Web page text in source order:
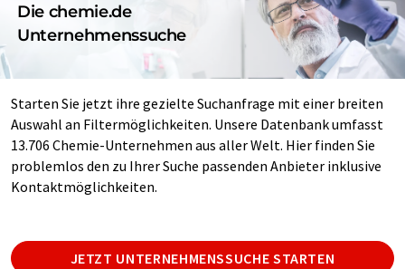
Die chemie.de
Unternehmenssuche
Starten Sie jetzt ihre gezielte Suchanfrage mit einer breiten
Auswahl an Filtermöglichkeiten. Unsere Datenbank umfasst
13.706 Chemie-Unternehmen aus aller Welt. Hier finden Sie
problemlos den zu Ihrer Suche passenden Anbieter inklusive
Kontaktmöglichkeiten.
JETZT UNTERNEHMENSSUCHE STARTEN